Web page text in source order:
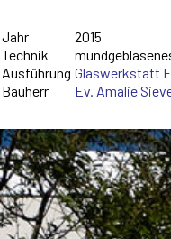
Jahr
2015
Technik
Ausführung Glaswerkstatt
Bauherr
Ev. Amalie